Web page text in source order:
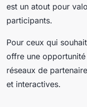
est un atout pour
participants.
Pour ceux qui
offre une
réseaux de
et interactives.